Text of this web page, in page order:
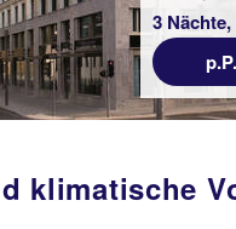
3 Nächte,
klimatische